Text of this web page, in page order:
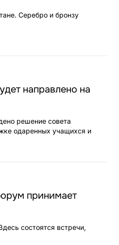
Серебро и бронзу
направлено на
решение совета
одаренных учащихся и
принимает
состоятся встречи,